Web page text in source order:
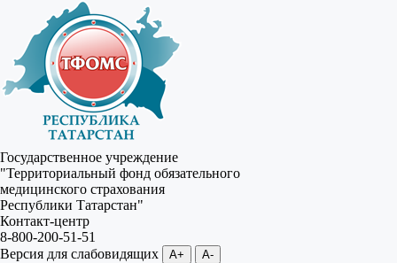
Государственное учреждение
"Территориальный фонд обязательного
медицинского страхования
Республики Татарстан"
Контакт-центр
8-800-200-51-51
Версия для слабовидящих
A+ A-